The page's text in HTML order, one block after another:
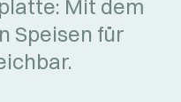
Mit dem
Speisen für